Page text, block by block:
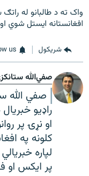
واک ته د طالبانو له
افغانستانه ایستل
شريکول us
صفي‌الله
صفي الله
راډیو
او نړۍ پر
کلونه په
لپاره
پر ایکس او